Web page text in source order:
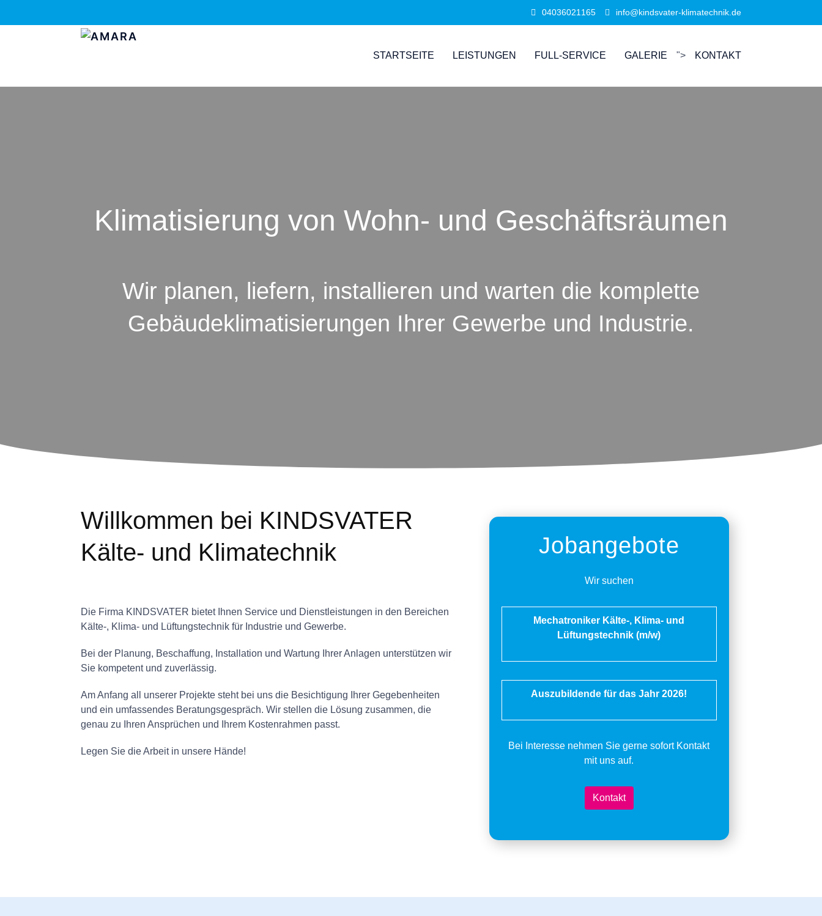
04036021165 info@kindsvater-klimatechnik.de
STARTSEITE LEISTUNGEN FULL-SERVICE GALERIE "> KONTAKT
Klimatisierung von Wohn- und Geschäftsräumen
Wir planen, liefern, installieren und warten die komplette
Gebäudeklimatisierungen Ihrer Gewerbe und Industrie.
Willkommen bei KINDSVATER
Kälte- und Klimatechnik
Die Firma KINDSVATER bietet Ihnen Service und Dienstleistungen in den Bereichen
Kälte-, Klima- und Lüftungstechnik für Industrie und Gewerbe.
Bei der Planung, Beschaffung, Installation und Wartung Ihrer Anlagen unterstützen wir
Sie kompetent und zuverlässig.
Am Anfang all unserer Projekte steht bei uns die Besichtigung Ihrer Gegebenheiten
und ein umfassendes Beratungsgespräch. Wir stellen die Lösung zusammen, die
genau zu Ihren Ansprüchen und Ihrem Kostenrahmen passt.
Legen Sie die Arbeit in unsere Hände!
Jobangebote
Wir suchen
Mechatroniker Kälte-, Klima- und
Lüftungstechnik (m/w)
Auszubildende für das Jahr 2026!
Bei Interesse nehmen Sie gerne sofort Kontakt
mit uns auf.
Kontakt